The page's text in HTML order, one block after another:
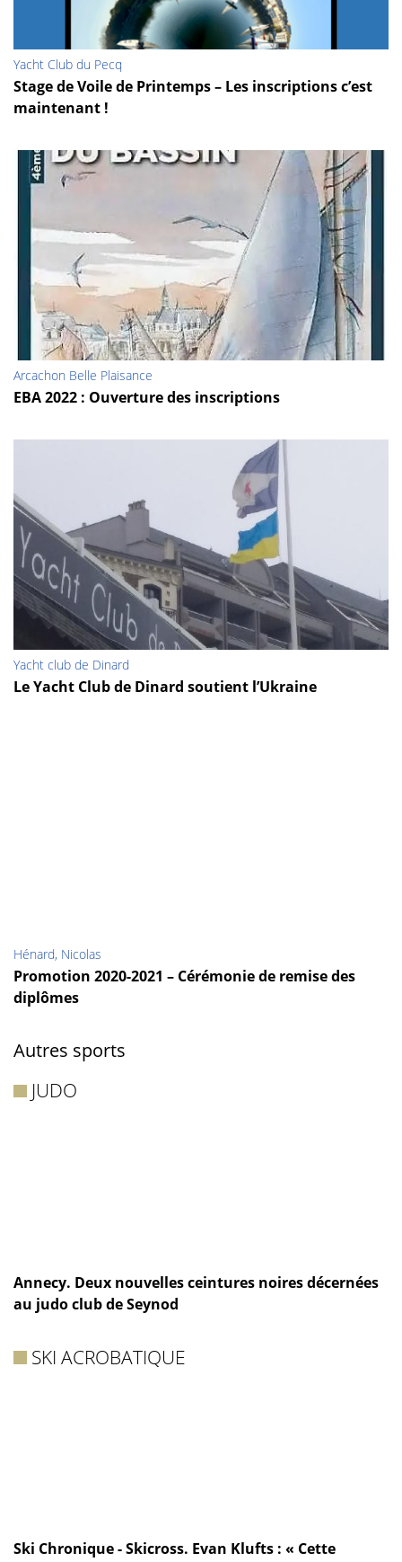
Yacht Club du Pecq
Stage de Voile de Printemps – Les inscriptions c’est
maintenant !
Arcachon Belle Plaisance
EBA 2022 : Ouverture des inscriptions
Yacht club de Dinard
Le Yacht Club de Dinard soutient l’Ukraine
Hénard, Nicolas
Promotion 2020-2021 – Cérémonie de remise des
diplômes
Autres sports
JUDO
Annecy. Deux nouvelles ceintures noires décernées
au judo club de Seynod
SKI ACROBATIQUE
Ski Chronique - Skicross. Evan Klufts : « Cette